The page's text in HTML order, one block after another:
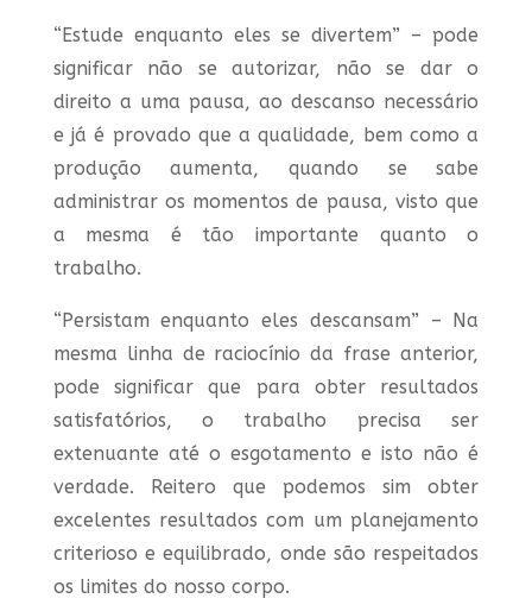
“Estude enquanto eles se divertem” – pode
significar não se autorizar, não se dar o
direito a uma pausa, ao descanso necessário
e já é provado que a qualidade, bem como a
produção aumenta, quando se sabe
administrar os momentos de pausa, visto que
a mesma é tão importante quanto o
trabalho.
“Persistam enquanto eles descansam” – Na
mesma linha de raciocínio da frase anterior,
pode significar que para obter resultados
satisfatórios, o trabalho precisa ser
extenuante até o esgotamento e isto não é
verdade. Reitero que podemos sim obter
excelentes resultados com um planejamento
criterioso e equilibrado, onde são respeitados
os limites do nosso corpo.